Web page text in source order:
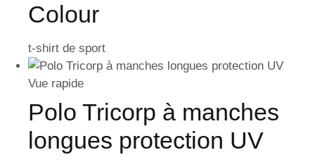
Colour
t-shirt de sport
Vue rapide
Polo Tricorp à manches
longues protection UV